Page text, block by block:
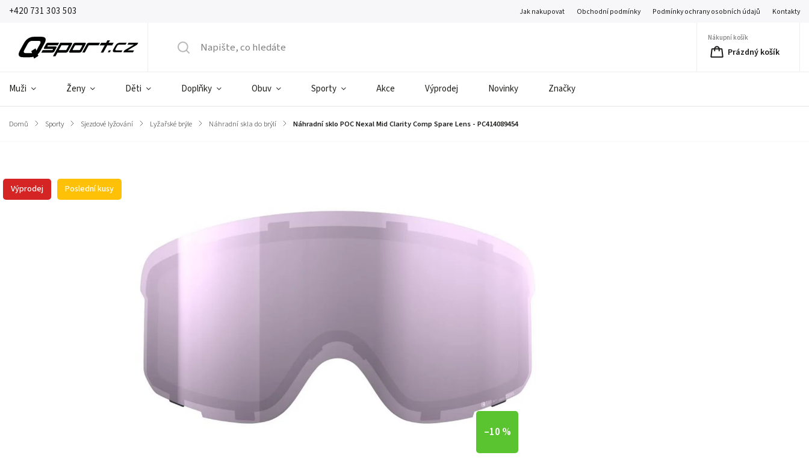
+420 731 303 503 Jak nakupovat Obchodní podmínky Podmínky ochrany osobních údajů Kontakty
Nákupní košík
Prázdný košík
Muži Ženy Děti Doplňky Obuv Sporty Akce Výprodej Novinky Značky
Domů / Sporty / Sjezdové lyžování / Lyžařské brýle / Náhradní skla do brýlí / Náhradní sklo POC Nexal Mid Clarity Comp Spare Lens - PC414089454
Výprodej Poslední kusy
–10 %